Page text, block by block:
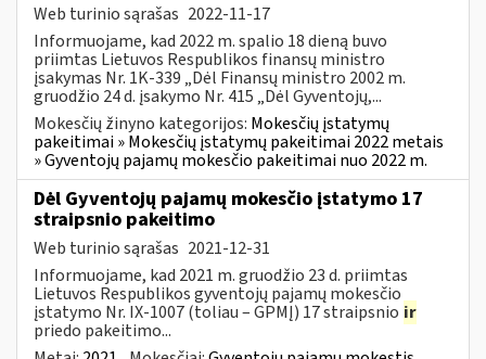
Web turinio sąrašas 2022-11-17
Informuojame, kad 2022 m. spalio 18 dieną buvo
priimtas Lietuvos Respublikos finansų ministro
įsakymas Nr. 1K-339 „Dėl Finansų ministro 2002 m.
gruodžio 24 d. įsakymo Nr. 415 „Dėl Gyventojų,...
Mokesčių žinyno kategorijos: Mokesčių įstatymų
pakeitimai » Mokesčių įstatymų pakeitimai 2022 metais
» Gyventojų pajamų mokesčio pakeitimai nuo 2022 m.
Dėl Gyventojų pajamų mokesčio įstatymo 17
straipsnio pakeitimo
Web turinio sąrašas 2021-12-31
Informuojame, kad 2021 m. gruodžio 23 d. priimtas
Lietuvos Respublikos gyventojų pajamų mokesčio
įstatymo Nr. IX-1007 (toliau – GPMĮ) 17 straipsnio ir
priedo pakeitimo...